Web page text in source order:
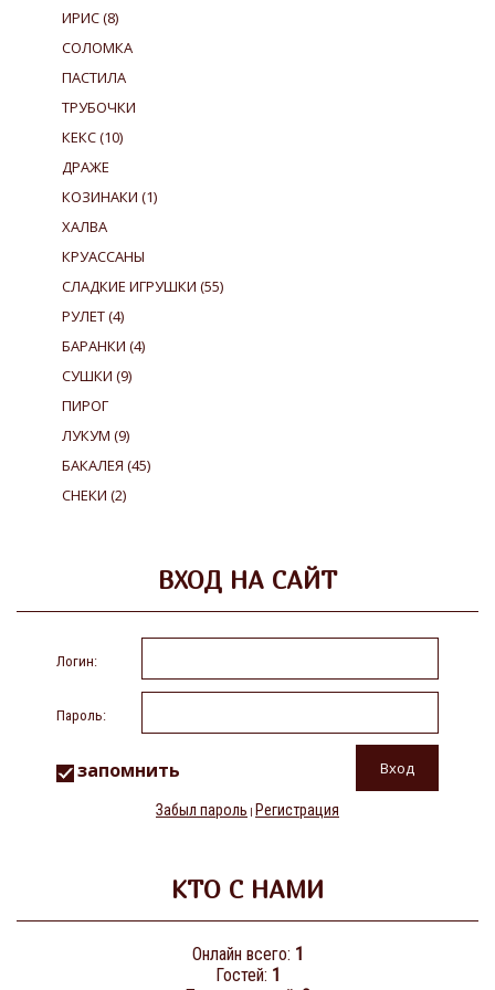
ИРИС(8)
СОЛОМКА
ПАСТИЛА
ТРУБОЧКИ
КЕКС(10)
ДРАЖЕ
КОЗИНАКИ (1)
ХАЛВА
КРУАССАНЫ
СЛАДКИЕ ИГРУШКИ (55)
РУЛЕТ(4)
БАРАНКИ (4)
СУШКИ (9)
ПИРОГ
ЛУКУМ (9)
БАКАЛЕЯ (45)
СНЕКИ (2)
ВХОД НА САЙТ
Логин:
Пароль:
запомнить
Забыл пароль | Регистрация
КТО С НАМИ
Онлайн всего: 1
Гостей: 1